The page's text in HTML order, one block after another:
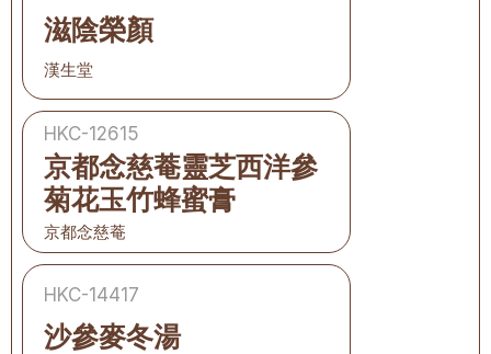
滋陰榮顏
漢生堂
HKC-12615
京都念慈菴靈芝西洋參
菊花玉竹蜂蜜膏
京都念慈菴
HKC-14417
沙參麥冬湯